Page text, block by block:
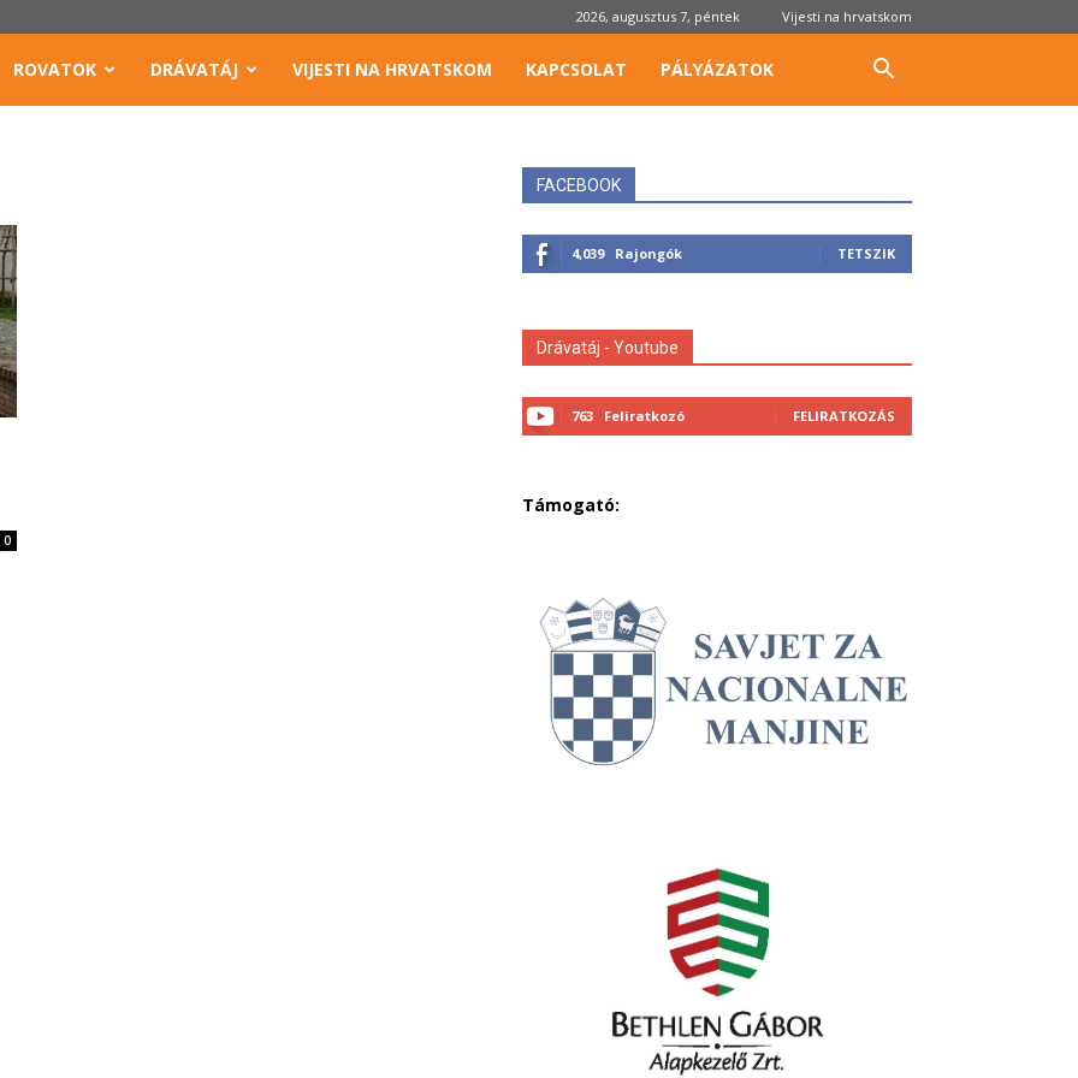
2026, augusztus 7, péntek Vijesti na hrvatskom
ROVATOK DRÁVATÁJ VIJESTI NA HRVATSKOM KAPCSOLAT PÁLYÁZATOK
0
FACEBOOK
4,039 Rajongók TETSZIK
Drávatáj - Youtube
763 Feliratkozó FELIRATKOZÁS
Támogató: